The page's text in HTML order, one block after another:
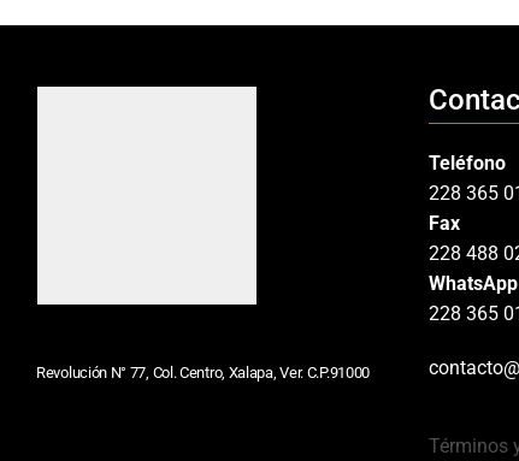
Revolución N° 77, Col. Centro, Xalapa, Ver. C.P.91000
Teléfono
228 365
Fax
228 488
WhatsApp
228 365
Términos